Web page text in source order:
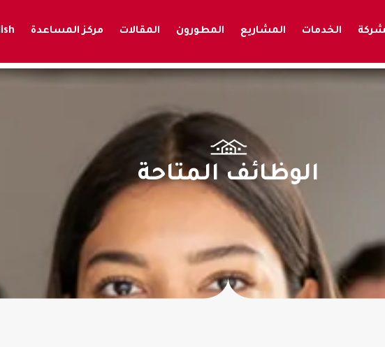
الخدمات المشاريع المطورون المقالات مركز المساعدة
الوظائف المتاحة